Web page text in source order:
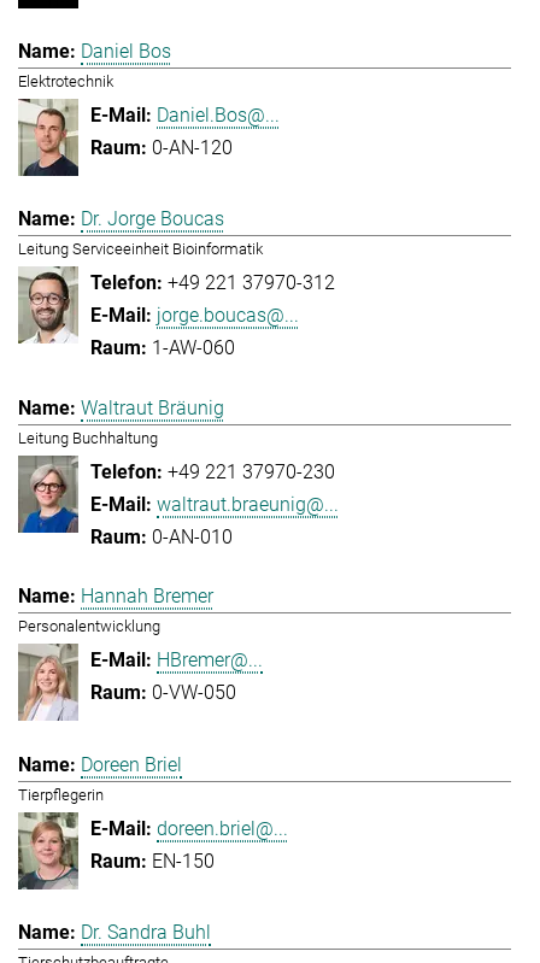
Daniel Bos
Elektrotechnik
Daniel.Bos@...
0-AN-120
Dr. Jorge Boucas
Leitung Serviceeinheit Bioinformatik
+49 221 37970-312
jorge.boucas@...
1-AW-060
Waltraut Bräunig
Leitung Buchhaltung
+49 221 37970-230
waltraut.braeunig@...
0-AN-010
Hannah Bremer
Personalentwicklung
HBremer@...
0-VW-050
Doreen Briel
Tierpflegerin
doreen.briel@...
EN-150
Dr. Sandra Buhl